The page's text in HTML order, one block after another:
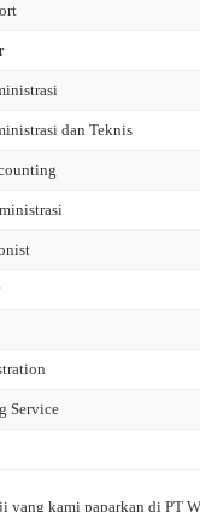
dan Teknis
Service
yang kami paparkan di PT